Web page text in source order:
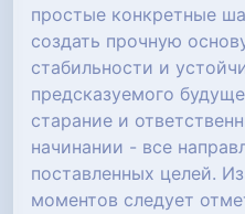
простые конкретные
создать прочную
стабильности и
предсказуемого
старание и
начинании - все
поставленных целей.
моментов следует